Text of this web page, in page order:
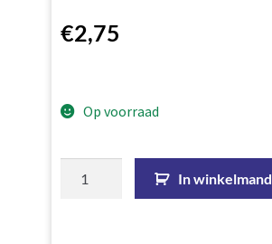
€2,75
Op voorraad
In winkelmand